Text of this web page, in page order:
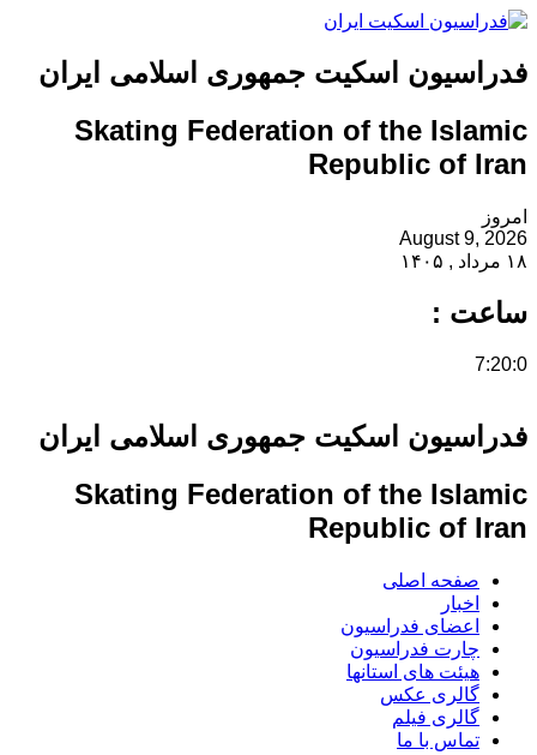
فدراسیون اسکیت جمهوری اسلامی ایران
Skating Federation of the Islamic
Republic of Iran
امروز
August 9, 2026
۱۸ مرداد , ۱۴۰۵
ساعت :
7:20:0
فدراسیون اسکیت جمهوری اسلامی ایران
Skating Federation of the Islamic
Republic of Iran
صفحه اصلی
اخبار
اعضای فدراسیون
چارت فدراسیون
هیئت های استانها
گالری عکس
گالری فیلم
تماس با ما